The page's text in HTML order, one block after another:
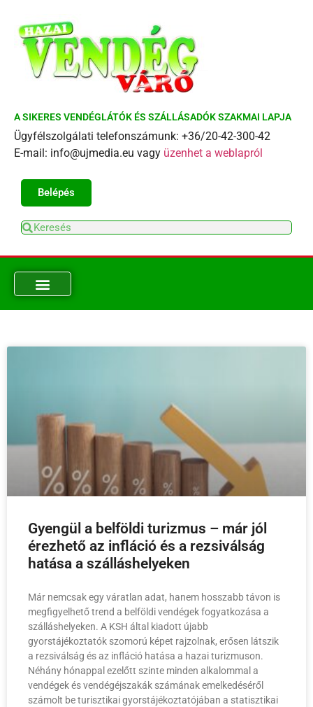
A SIKERES VENDÉGLÁTÓK ÉS SZÁLLÁSADÓK SZAKMAI LAPJA
Ügyfélszolgálati telefonszámunk: +36/20-42-300-42
E-mail: info@ujmedia.eu vagy üzenhet a weblapról
Belépés
Gyengül a belföldi turizmus – már jól
érezhető az infláció és a rezsiválság
hatása a szálláshelyeken
Már nemcsak egy váratlan adat, hanem hosszabb távon is
megfigyelhető trend a belföldi vendégek fogyatkozása a
szálláshelyeken. A KSH által kiadott újabb
gyorstájékoztatók szomorú képet rajzolnak, erősen látszik
a rezsiválság és az infláció hatása a hazai turizmuson.
Néhány hónappal ezelőtt szinte minden alkalommal a
vendégek és vendégéjszakák számának emelkedéséről
számolt be turisztikai gyorstájékoztatójában a statisztikai